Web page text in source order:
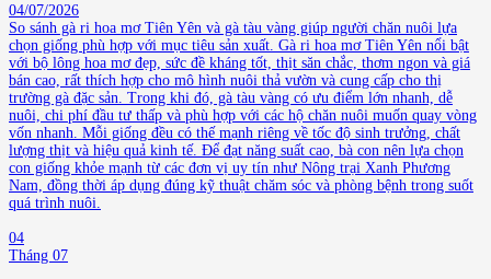
04/07/2026
So sánh gà ri hoa mơ Tiên Yên và gà tàu vàng giúp người chăn nuôi lựa
chọn giống phù hợp với mục tiêu sản xuất. Gà ri hoa mơ Tiên Yên nổi bật
với bộ lông hoa mơ đẹp, sức đề kháng tốt, thịt săn chắc, thơm ngon và giá
bán cao, rất thích hợp cho mô hình nuôi thả vườn và cung cấp cho thị
trường gà đặc sản. Trong khi đó, gà tàu vàng có ưu điểm lớn nhanh, dễ
nuôi, chi phí đầu tư thấp và phù hợp với các hộ chăn nuôi muốn quay vòng
vốn nhanh. Mỗi giống đều có thế mạnh riêng về tốc độ sinh trưởng, chất
lượng thịt và hiệu quả kinh tế. Để đạt năng suất cao, bà con nên lựa chọn
con giống khỏe mạnh từ các đơn vị uy tín như Nông trại Xanh Phương
Nam, đồng thời áp dụng đúng kỹ thuật chăm sóc và phòng bệnh trong suốt
quá trình nuôi.
04
Tháng 07